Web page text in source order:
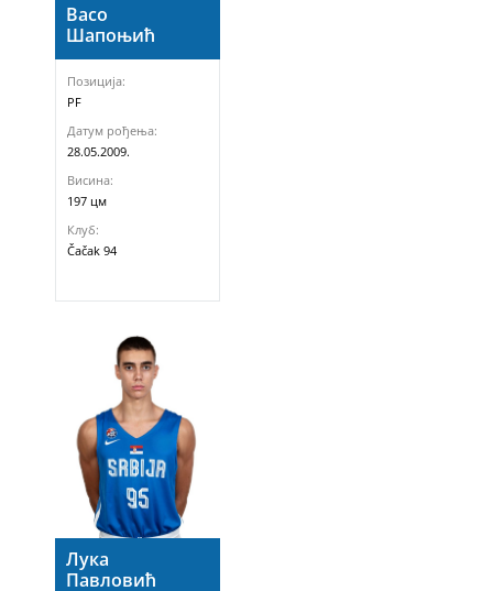
Васо
Шапоњић
Позиција:
PF
Датум рођења:
28.05.2009.
Висина:
197 цм
Клуб:
Čačak 94
Лука
Павловић